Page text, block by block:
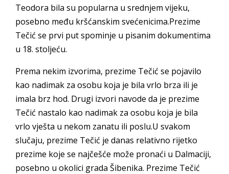
Teodora bila su popularna u srednjem vijeku,
posebno među kršćanskim svećenicima.Prezime
Tečić se prvi put spominje u pisanim dokumentima
u 18. stoljeću.
Prema nekim izvorima, prezime Tečić se pojavilo
kao nadimak za osobu koja je bila vrlo brza ili je
imala brz hod. Drugi izvori navode da je prezime
Tečić nastalo kao nadimak za osobu koja je bila
vrlo vješta u nekom zanatu ili poslu.U svakom
slučaju, prezime Tečić je danas relativno rijetko
prezime koje se najčešće može pronaći u Dalmaciji,
posebno u okolici grada Šibenika. Prezime Tečić